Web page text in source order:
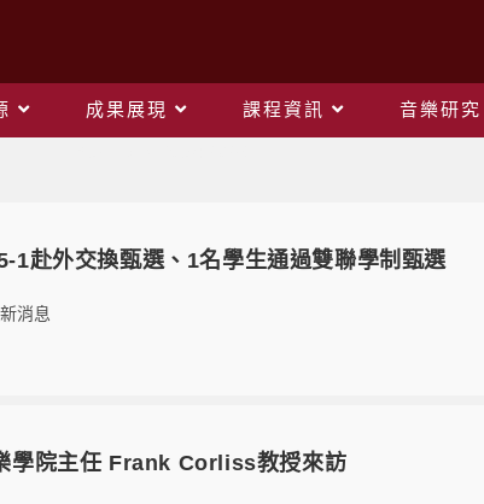
成果展現 課程資訊 音樂研究
1赴外交換甄選、1名學生通過雙聯學制甄選
消息
學院主任 Frank Corliss教授來訪